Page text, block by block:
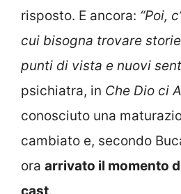
risposto. E ancora: “Poi,
cui bisogna trovare
punti di vista e nuovi
psichiatra, in Che Dio ci
conosciuto una
cambiato e, secondo
ora arrivato il momento